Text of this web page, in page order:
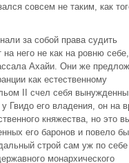
совсем не таким, как
за собой права судить
него не как на ровню
Ахайи. Они же
как естественному
II счел себя
Гвидо его владения, он на
княжества, но это
его баронов и повело
строй сам уж по себе
монархического